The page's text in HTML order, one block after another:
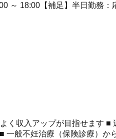
～ 18:00【補足】半日勤務
入アップが目指せます ■
般不妊治療（保険診療）か